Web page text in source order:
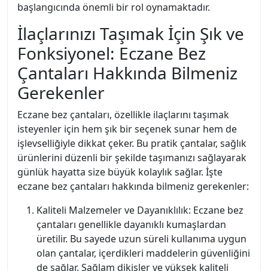
başlangıcında önemli bir rol oynamaktadır.
İlaçlarınızı Taşımak İçin Şık ve
Fonksiyonel: Eczane Bez
Çantaları Hakkında Bilmeniz
Gerekenler
Eczane bez çantaları, özellikle ilaçlarını taşımak
isteyenler için hem şık bir seçenek sunar hem de
işlevselliğiyle dikkat çeker. Bu pratik çantalar, sağlık
ürünlerini düzenli bir şekilde taşımanızı sağlayarak
günlük hayatta size büyük kolaylık sağlar. İşte
eczane bez çantaları hakkında bilmeniz gerekenler:
Kaliteli Malzemeler ve Dayanıklılık: Eczane bez
çantaları genellikle dayanıklı kumaşlardan
üretilir. Bu sayede uzun süreli kullanıma uygun
olan çantalar, içerdikleri maddelerin güvenliğini
de sağlar. Sağlam dikişler ve yüksek kaliteli